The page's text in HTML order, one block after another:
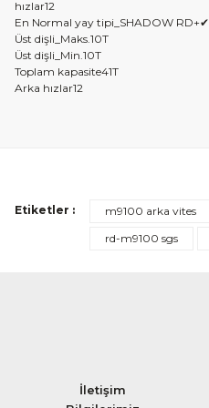
hızlar12
En Normal yay tipi_SHADOW RD+✔
Üst dişli_Maks.10T
Üst dişli_Min.10T
Toplam kapasite41T
Arka hızlar12
Etiketler : m9100 arka vites
rd-m9100 sgs
İletişim